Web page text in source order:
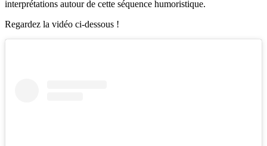
interprétations autour de cette séquence humoristique.
Regardez la vidéo ci-dessous !